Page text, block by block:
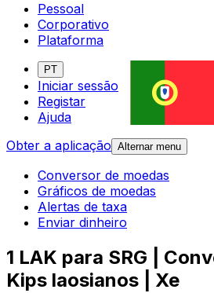
Pessoal
Corporativo
Plataforma
PT
Iniciar sessão
Registar
Ajuda
Obter a aplicação Alternar menu
Conversor de moedas
Gráficos de moedas
Alertas de taxa
Enviar dinheiro
1 LAK para SRG |
Kips laosianos | Xe